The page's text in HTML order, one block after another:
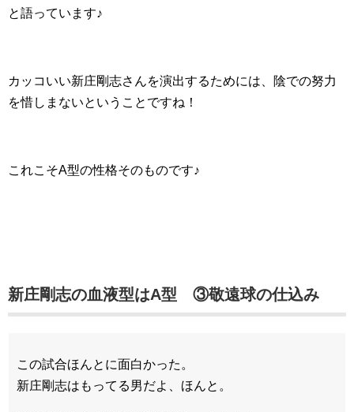
と語っています♪
カッコいい新庄剛志さんを演出するためには、陰での努力
を惜しまないということですね！
これこそA型の性格そのものです♪
新庄剛志の血液型はA型 ③敬遠球の仕込み
この試合ほんとに面白かった。
新庄剛志はもってる男だよ、ほんと。